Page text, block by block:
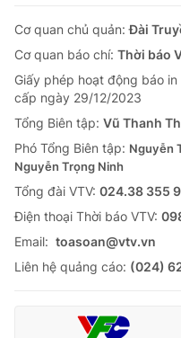
Cơ quan chủ quản:Đài
Cơ quan báo chí: Thời báo
Giấy phép hoạt động báo
cấp ngày 29/12/2023
Tổng Biên tập: Vũ Thanh
Phó Tổng Biên tập: Nguyễn
Nguyễn Trọng Ninh
Tổng đài VTV: 024.38 355
Ðiện thoại Thời báo VTV:
Email: toasoan@vtv.vn
Liên hệ quảng cáo: (024)